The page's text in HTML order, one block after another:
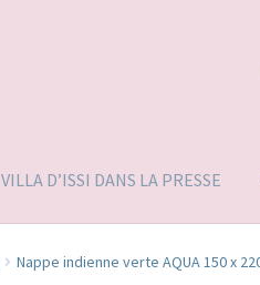
VILLA D’ISSI DANS LA PRESSE
Nappe indienne verte AQUA 150 x